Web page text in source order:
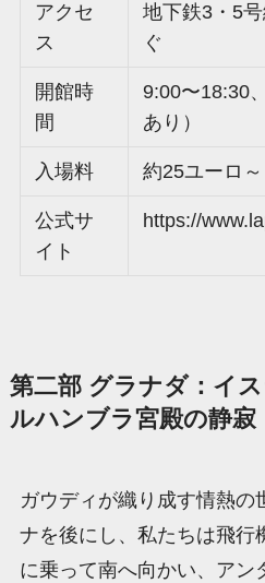
アクセ
ス
地下鉄3・5
ぐ
開館時
間
9:00〜18:30
あり）
入場料 約25ユーロ～
公式サ
イト
https://
第二部 グラナダ：イ
ルハンブラ宮殿の静寂
ガウディが織り成す情熱の
ナを後にし、私たちは飛行
に乗って南へ向かい、アン